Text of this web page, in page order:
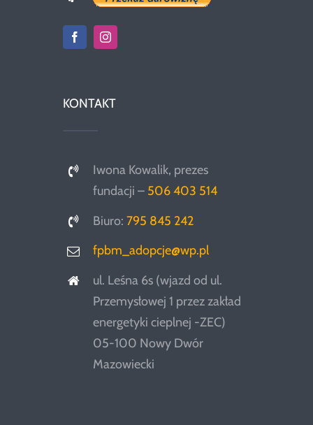
KONTAKT
Iwona Kowalik, prezes
fundacji – 506 403 514
Biuro:795 845 242
fpbm_adopcje@wp.pl
ul. Leśna 6s (wjazd od ul.
Przemysłowej 1 przez zakład
energetyki cieplnej -ZEC)
05-100 Nowy Dwór
Mazowiecki